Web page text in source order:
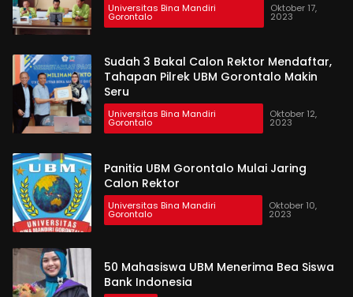
Universitas Bina Mandiri
Gorontalo
Oktober 17,
2023
Sudah 3 Bakal Calon Rektor Mendaftar,
Tahapan Pilrek UBM Gorontalo Makin
Seru
Universitas Bina Mandiri
Gorontalo
Oktober 12,
2023
Panitia UBM Gorontalo Mulai Jaring
Calon Rektor
Universitas Bina Mandiri
Gorontalo
Oktober 10,
2023
50 Mahasiswa UBM Menerima Bea Siswa
Bank Indonesia